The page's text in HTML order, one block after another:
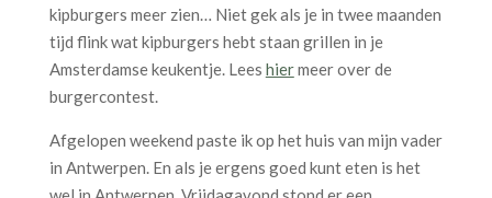
kipburgers meer zien… Niet gek als je in twee maanden
tijd flink wat kipburgers hebt staan grillen in je
Amsterdamse keukentje. Lees hiermeer over de
burgercontest.
Afgelopen weekend paste ik op het huis van mijn vader
in Antwerpen. En als je ergens goed kunt eten is het